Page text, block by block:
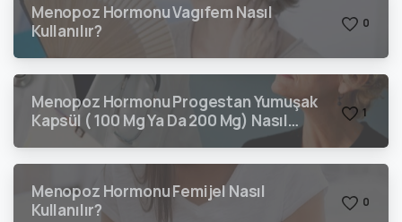
Menopoz Hormonu Vagıfem Nasıl
Kullanılır?
0
Menopoz Hormonu Progestan Yumuşak
Kapsül ( 100 Mg Ya Da 200 Mg) Nasıl
Kullanılır?
1
Menopoz Hormonu Femijel Nasıl
Kullanılır?
0